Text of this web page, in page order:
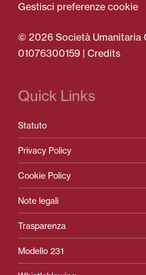
Gestisci preferenze cookie
© 2026 Società Umanitaria
01076300159 | Credits
Quick Links
Statuto
Privacy Policy
Cookie Policy
Note legali
Trasparenza
Modello 231